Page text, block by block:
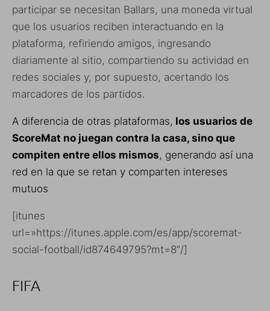
participar se necesitan Ballars, una moneda virtual
que los usuarios reciben interactuando en la
plataforma, refiriendo amigos, ingresando
diariamente al sitio, compartiendo su actividad en
redes sociales y, por supuesto, acertando los
marcadores de los partidos.
A diferencia de otras plataformas, los usuarios de
ScoreMat no juegan contra la casa, sino que
compiten entre ellos mismos, generando así una
red en la que se retan y comparten intereses
mutuos
[itunes
url=»https://itunes.apple.com/es/app/scoremat-
social-football/id874649795?mt=8″/]
FIFA